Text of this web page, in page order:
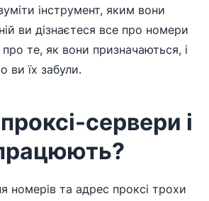
інструмент, яким вони
ви дізнаєтеся все про номери
те, як вони призначаються, і
ви їх забули.
сервери і
номерів та адрес проксі трохи